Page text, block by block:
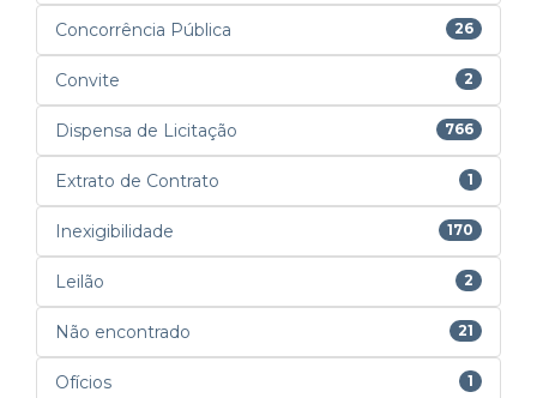
Concorrência Pública 26
Convite 2
Dispensa de Licitação 766
Extrato de Contrato 1
Inexigibilidade 170
Leilão 2
Não encontrado 21
Ofícios 1